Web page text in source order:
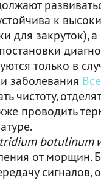
к
для закруток),
только в
заболевания
чистоту,
проводить
botulinum
от морщин.
сигналов,